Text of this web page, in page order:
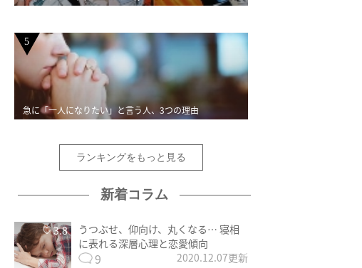
5
急に「一人になりたい」と言う人、3つの理由
ランキングをもっと見る
新着コラム
3.8
うつぶせ、仰向け、丸くなる… 寝相
に表れる深層心理と恋愛傾向
9 2020.12.07更新